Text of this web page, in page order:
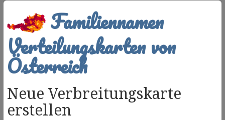
Familiennamen
Verteilungskarten von
Österreich
Neue Verbreitungskarte
erstellen